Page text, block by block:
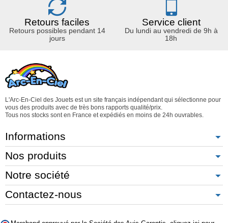
Retours faciles
Retours possibles pendant 14
jours
Service client
Du lundi au vendredi de 9h à
18h
L'Arc-En-Ciel des Jouets est un site français indépendant qui sélectionne pour
vous des produits avec de très bons rapports qualité/prix.
Tous nos stocks sont en France et expédiés en moins de 24h ouvrables.
Informations
Nos produits
Notre société
Contactez-nous